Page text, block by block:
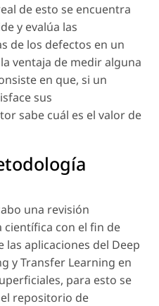
de esto se encuentra
y evalúa las
de los defectos en un
ventaja de medir alguna
en que, si un
sus
sabe cuál es el valor de
una revisión
con el fin de
aplicaciones del Deep
y Transfer Learning en
para esto se
repositorio de